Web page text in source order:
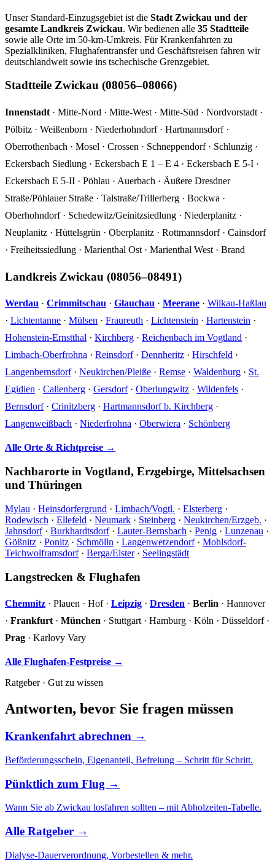
Unser Standard-Einzugsgebiet ist die Stadt Zwickau und der
gesamte Landkreis Zwickau. Wir bedienen alle 35 Stadtteile
sowie alle Orte im 50-km-Umkreis. Für Krankenfahrten zu
Spezialkliniken, Flughafentransfer und Geschäftsreisen fahren wir
deutschlandweit sowie ins tschechische Grenzgebiet.
Stadtteile Zwickau (08056–08066)
Innenstadt · Mitte-Nord · Mitte-West · Mitte-Süd · Nordvorstadt ·
Pölbitz · Weißenborn · Niederhohndorf · Hartmannsdorf ·
Oberrothenbach · Mosel · Crossen · Schneppendorf · Schlunzig ·
Eckersbach Siedlung · Eckersbach E 1 – E 4 · Eckersbach E 5-I ·
Eckersbach E 5-II · Pöhlau · Auerbach · Äußere Dresdner
Straße/Pöhlauer Straße · Talstraße/Trillerberg · Bockwa ·
Oberhohndorf · Schedewitz/Geinitzsiedlung · Niederplanitz ·
Neuplanitz · Hüttelsgrün · Oberplanitz · Rottmannsdorf · Cainsdorf
· Freiheitssiedlung · Marienthal Ost · Marienthal West · Brand
Landkreis Zwickau (08056–08491)
Werdau · Crimmitschau · Glauchau · Meerane · Wilkau-Haßlau
· Lichtentanne · Mülsen · Fraureuth · Lichtenstein · Hartenstein ·
Hohenstein-Ernstthal · Kirchberg · Reichenbach im Vogtland ·
Limbach-Oberfrohna · Reinsdorf· Dennheritz · Hirschfeld ·
Langenbernsdorf· Neukirchen/Pleiße · Remse · Waldenburg · St.
Egidien · Callenberg · Gersdorf· Oberlungwitz · Wildenfels ·
Bernsdorf· Crinitzberg · Hartmannsdorf b. Kirchberg ·
Langenweißbach · Niederfrohna · Oberwiera · Schönberg
Alle Orte & Richtpreise →
Nachbarorte in Vogtland, Erzgebirge, Mittelsachsen
und Thüringen
Mylau · Heinsdorfergrund · Limbach/Vogtl. · Elsterberg ·
Rodewisch · Ellefeld · Neumark · Steinberg · Neukirchen/Erzgeb. ·
Jahnsdorf· Burkhardtsdorf· Lauter-Bernsbach · Penig · Lunzenau ·
Gößnitz · Ponitz · Schmölln · Langenwetzendorf· Mohlsdorf-
Teichwolframsdorf· Berga/Elster· Seelingstädt
Langstrecken & Flughafen
Chemnitz · Plauen · Hof · Leipzig · Dresden · Berlin · Hannover
· Frankfurt · München · Stuttgart · Hamburg · Köln · Düsseldorf ·
Prag · Karlovy Vary
Alle Flughafen-Festpreise →
Ratgeber · Gut zu wissen
Antworten, bevor Sie fragen müssen
Krankenfahrt abrechnen →
Beförderungsschein, Eigenanteil, Befreiung – Schritt für Schritt.
Pünktlich zum Flug →
Wann Sie ab Zwickau losfahren sollten – mit Abholzeiten-Tabelle.
Alle Ratgeber →
Dialyse-Dauerverordnung, Vorbestellen & mehr.